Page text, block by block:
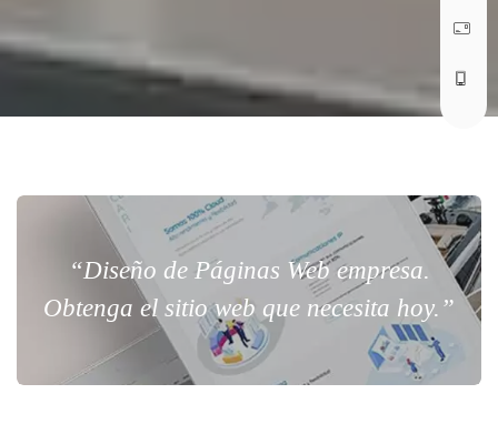
“Diseño de Páginas Web empresa.
Obtenga el sitio web que necesita hoy.”